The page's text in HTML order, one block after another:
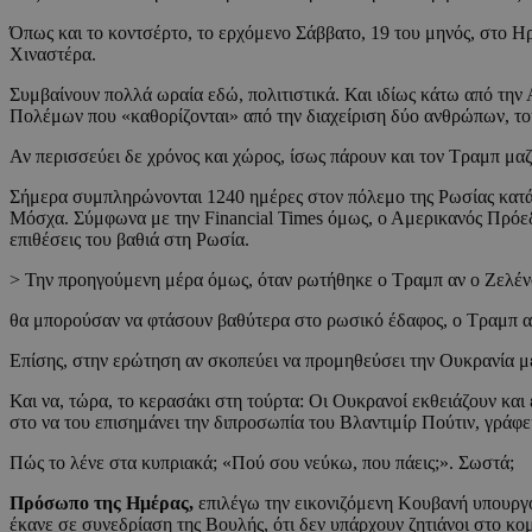
Όπως και το κοντσέρτο, το ερχόμενο Σάββατο, 19 του μηνός, στο
Χιναστέρα.
Συμβαίνουν πολλά ωραία εδώ, πολιτιστικά. Και ιδίως κάτω από
Πολέμων που «καθορίζονται» από την διαχείριση δύο ανθρώπων,
Αν περισσεύει δε χρόνος και χώρος, ίσως πάρουν και τον Τραμπ
Σήμερα συμπληρώνονται 1240 ημέρες στον πόλεμο της Ρωσίας
Μόσχα. Σύμφωνα με την Financial Times όμως, ο Αμερικανός
επιθέσεις του βαθιά στη Ρωσία.
> Την προηγούμενη μέρα όμως, όταν ρωτήθηκε ο Τραμπ αν ο
θα μπορούσαν να φτάσουν βαθύτερα στο ρωσικό έδαφος, ο Τραμπ
Επίσης, στην ερώτηση αν σκοπεύει να προμηθεύσει την
Και να, τώρα, το κερασάκι στη τούρτα: Οι Ουκρανοί εκθειάζουν
στο να του επισημάνει την διπροσωπία του Βλαντιμίρ Πούτιν,
Πώς το λένε στα κυπριακά; «Πού σου νεύκω, που πάεις;». Σωστά;
Πρόσωπο της Ημέρας, επιλέγω την εικονιζόμενη Κουβανή
έκανε σε συνεδρίαση της Βουλής, ότι δεν υπάρχουν ζητιάνοι στο